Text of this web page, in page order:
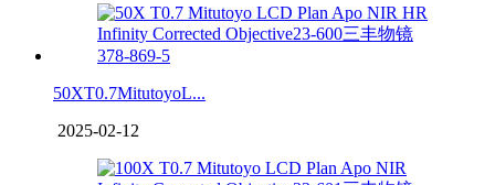
50XT0.7MitutoyoL...
2025-02-12